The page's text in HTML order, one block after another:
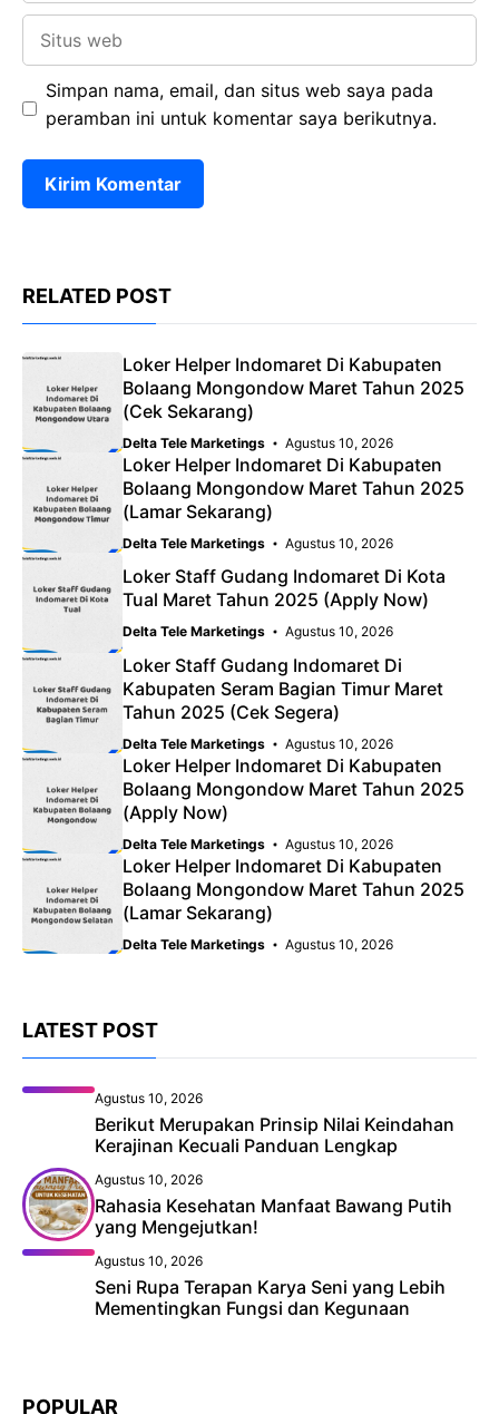
Simpan nama, email, dan situs web saya pada
peramban ini untuk komentar saya berikutnya.
RELATED POST
Loker Helper Indomaret Di Kabupaten
Bolaang Mongondow Maret Tahun 2025
(Cek Sekarang)
Delta Tele Marketings Agustus 10, 2026
Loker Helper Indomaret Di Kabupaten
Bolaang Mongondow Maret Tahun 2025
(Lamar Sekarang)
Delta Tele Marketings Agustus 10, 2026
Loker Staff Gudang Indomaret Di Kota
Tual Maret Tahun 2025 (Apply Now)
Delta Tele Marketings Agustus 10, 2026
Loker Staff Gudang Indomaret Di
Kabupaten Seram Bagian Timur Maret
Tahun 2025 (Cek Segera)
Delta Tele Marketings Agustus 10, 2026
Loker Helper Indomaret Di Kabupaten
Bolaang Mongondow Maret Tahun 2025
(Apply Now)
Delta Tele Marketings Agustus 10, 2026
Loker Helper Indomaret Di Kabupaten
Bolaang Mongondow Maret Tahun 2025
(Lamar Sekarang)
Delta Tele Marketings Agustus 10, 2026
LATEST POST
Agustus 10, 2026
Berikut Merupakan Prinsip Nilai Keindahan
Kerajinan Kecuali Panduan Lengkap
Agustus 10, 2026
Rahasia Kesehatan Manfaat Bawang Putih
yang Mengejutkan!
Agustus 10, 2026
Seni Rupa Terapan Karya Seni yang Lebih
Mementingkan Fungsi dan Kegunaan
POPULAR